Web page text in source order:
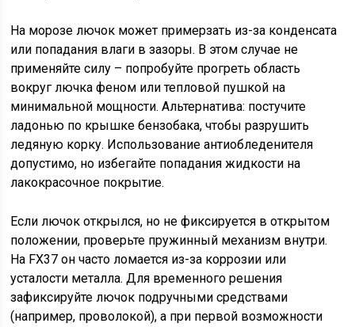
На морозе лючок может примерзать из-за конденсата
или попадания влаги в зазоры. В этом случае не
применяйте силу – попробуйте прогреть область
вокруг лючка феном или тепловой пушкой на
минимальной мощности. Альтернатива: постучите
ладонью по крышке бензобака, чтобы разрушить
ледяную корку. Использование антиобледенителя
допустимо, но избегайте попадания жидкости на
лакокрасочное покрытие.
Если лючок открылся, но не фиксируется в открытом
положении, проверьте пружинный механизм внутри.
На FX37 он часто ломается из-за коррозии или
усталости металла. Для временного решения
зафиксируйте лючок подручными средствами
(например, проволокой), а при первой возможности